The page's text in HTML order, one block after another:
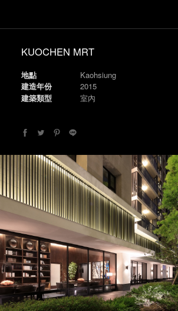
KUOCHEN MRT
地點
Kaohsiung
建造年份
2015
建築類型
室內